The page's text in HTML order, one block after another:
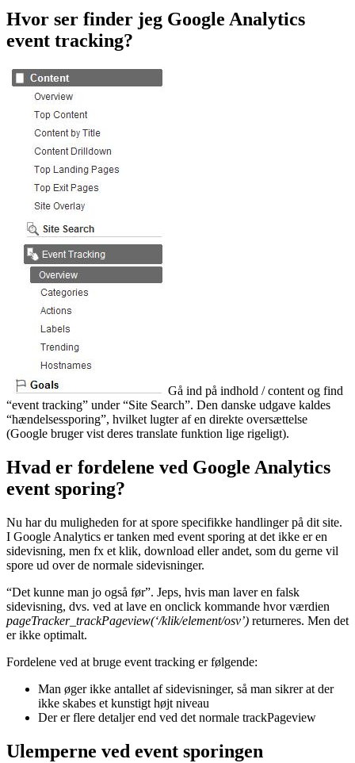
Hvor ser finder jeg Google Analytics
event tracking?
Gå ind på indhold / content og find
“event tracking” under “Site Search”. Den danske udgave kaldes
“hændelsessporing”, hvilket lugter af en direkte oversættelse
(Google bruger vist deres translate funktion lige rigeligt).
Hvad er fordelene ved Google Analytics
event sporing?
Nu har du muligheden for at spore specifikke handlinger på dit site.
I Google Analytics er tanken med event sporing at det ikke er en
sidevisning, men fx et klik, download eller andet, som du gerne vil
spore ud over de normale sidevisninger.
“Det kunne man jo også før”. Jeps, hvis man laver en falsk
sidevisning, dvs. ved at lave en onclick kommande hvor værdien
pageTracker_trackPageview(‘/klik/element/osv’) returneres. Men det
er ikke optimalt.
Fordelene ved at bruge event tracking er følgende:
Man øger ikke antallet af sidevisninger, så man sikrer at der
ikke skabes et kunstigt højt niveau
Der er flere detaljer end ved det normale trackPageview
Ulemperne ved event sporingen